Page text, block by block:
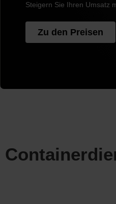
Steigern Sie Ihren Umsatz
Zu den Preisen